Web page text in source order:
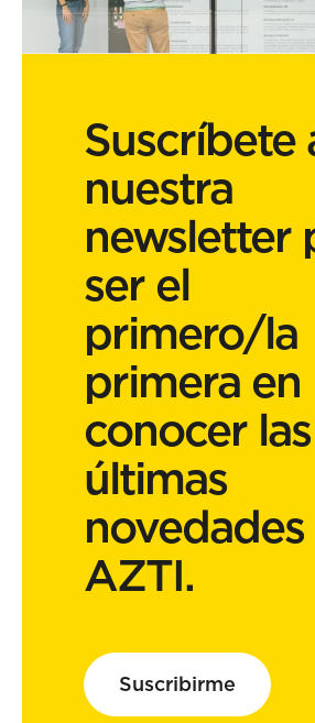
Suscríbete
nuestra
newsletter
ser el
primero/la
primera en
conocer las
últimas
AZTI.
Suscribirme